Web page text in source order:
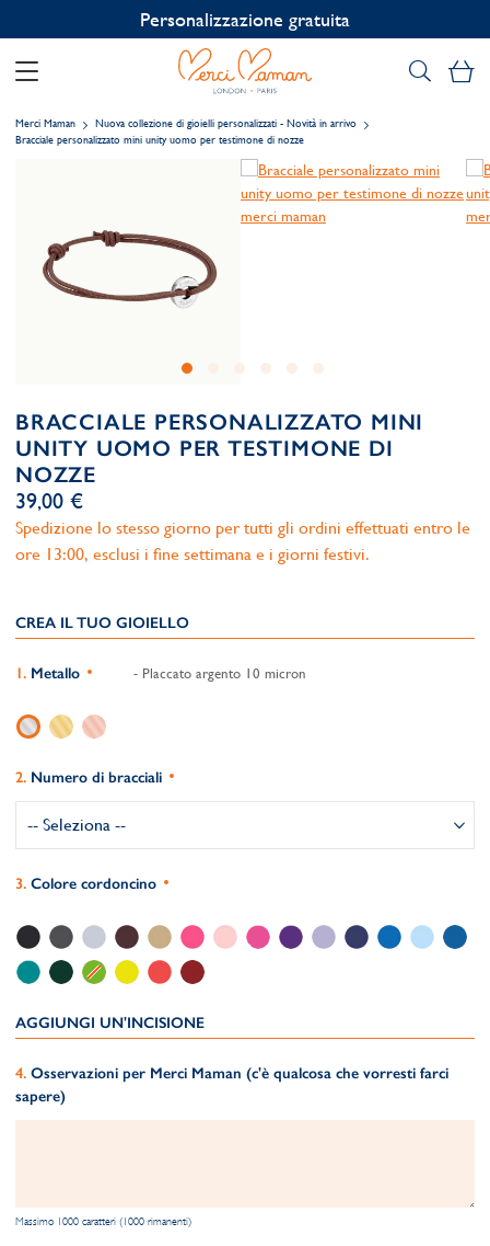
Personalizzazione gratuita
Il
Merci Maman
Nuova collezione di gioielli personalizzati - Novità in arrivo
Bracciale personalizzato mini unity uomo per testimone di nozze
BRACCIALE PERSONALIZZATO MINI
UNITY UOMO PER TESTIMONE DI
NOZZE
39,00 €
Spedizione lo stesso giorno per tutti gli ordini effettuati entro le
ore 13:00, esclusi i fine settimana e i giorni festivi.
CREA IL TUO GIOIELLO
Metallo - Placcato argento 10 micron
Numero di bracciali
Colore cordoncino
AGGIUNGI UN'INCISIONE
Osservazioni per Merci Maman (c'è qualcosa che vorresti farci
sapere)
Massimo 1000 caratteri (1000 rimanenti)